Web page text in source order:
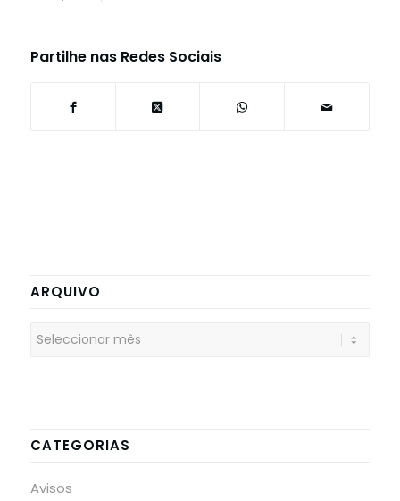
Partilhe nas Redes Sociais
ARQUIVO
CATEGORIAS
Avisos